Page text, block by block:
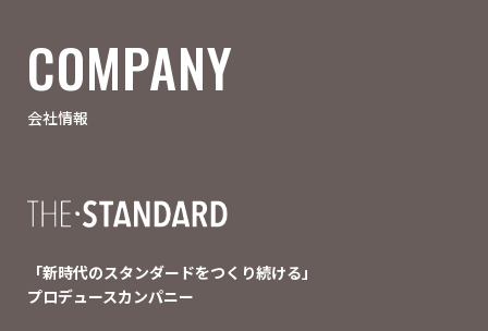
COMPANY
会社情報
「新時代のスタンダードをつくり続ける」
プロデュースカンパニー